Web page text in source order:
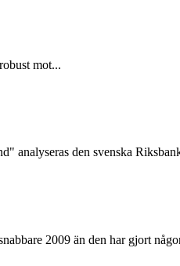
mot...
den svenska
2009 än den har gjort